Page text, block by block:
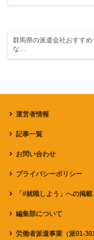
群馬県の派遣会社おすす
な…
運営者情報
記事一覧
お問い合わせ
プライバシーポリシー
「#就職しよう」への掲
編集部について
労働者派遣事業（派01-